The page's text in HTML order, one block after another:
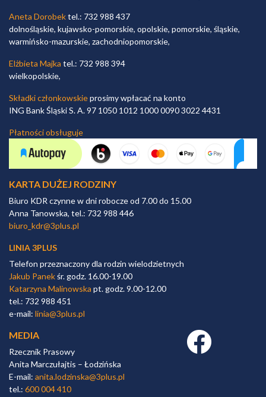
Aneta Dorobektel.: 732 988 437
dolnośląskie, kujawsko-pomorskie, opolskie, pomorskie, śląskie,
warmińsko-mazurskie, zachodniopomorskie,
Elżbieta Majka tel.: 732 988 394
wielkopolskie,
Składki członkowskieprosimy wpłacać na konto
ING Bank Śląski S. A. 97 1050 1012 1000 0090 3022 4431
Płatności obsługuje
KARTA DUŻEJ RODZINY
Biuro KDR czynne w dni robocze od 7.00 do 15.00
Anna Tanowska, tel.: 732 988 446
biuro_kdr@3plus.pl
LINIA 3PLUS
Telefon przeznaczony dla rodzin wielodzietnych
Jakub Panekśr. godz. 16.00-19.00
Katarzyna Malinowska pt. godz. 9.00-12.00
tel.: 732 988 451
e-mail: linia@3plus.pl
MEDIA
Rzecznik Prasowy
Anita Marczułajtis – Łodzińska
E-mail: anita.lodzinska@3plus.pl
tel.: 600 004 410
Facebook link